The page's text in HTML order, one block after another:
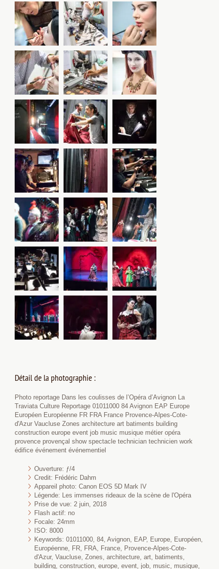
Détail de la photographie :
Photo reportage Dans les coulisses de l’Opéra d’Avignon La
Traviata Culture Reportage 01011000 84 Avignon EAP Europe
Européen Européenne FR FRA France Provence-Alpes-Cote-
d'Azur Vaucluse Zones architecture art batiments building
construction europe event job music musique métier opéra
provence provençal show spectacle technician technicien work
édifice événement événementiel
Ouverture: ƒ/4
Credit: Frédéric Dahm
Appareil photo: Canon EOS 5D Mark IV
Légende: Les immenses rideaux de la scène de l'Opéra
Prise de vue: 2 juin, 2018
Flash actif: no
Focale: 24mm
ISO: 8000
Keywords: 01011000, 84, Avignon, EAP, Europe, Européen,
Européenne, FR, FRA, France, Provence-Alpes-Cote-
d'Azur, Vaucluse, Zones, architecture, art, batiments,
building, construction, europe, event, job, music, musique,